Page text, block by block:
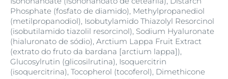
Phosphate (fosfato de diamido), Methylpropanediol
(metilpropanodiol), Isobutylamido Thiazolyl Resorcinol
(isobutilamido tiazolil resorcinol), Sodium Hyaluronate
(hialuronato de sódio), Arctium Lappa Fruit Extract
(extrato do fruto da bardana [arctium lappa]),
Glucosylrutin (glicosilrutina), Isoquercitrin
(isoquercitrina), Tocopherol (tocoferol), Dimethicone